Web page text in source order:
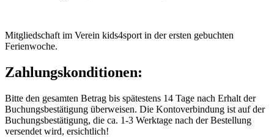
Mitgliedschaft im Verein kids4sport in der ersten gebuchten
Ferienwoche.
Zahlungskonditionen:
Bitte den gesamten Betrag bis spätestens 14 Tage nach Erhalt der
Buchungsbestätigung überweisen. Die Kontoverbindung ist auf der
Buchungsbestätigung, die ca. 1-3 Werktage nach der Bestellung
versendet wird, ersichtlich!